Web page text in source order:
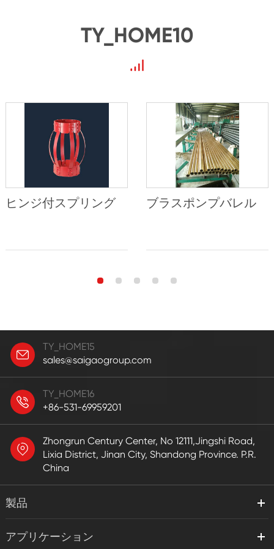
TY_HOME10
ヒンジ付スプリング ブラスポンプバレル
TY_HOME15
sales@saigaogroup.com
TY_HOME16
+86-531-69959201
Zhongrun Century Center, No 12111,Jingshi Road,
Lixia District, Jinan City, Shandong Province. P.R.
China
製品
アプリケーション